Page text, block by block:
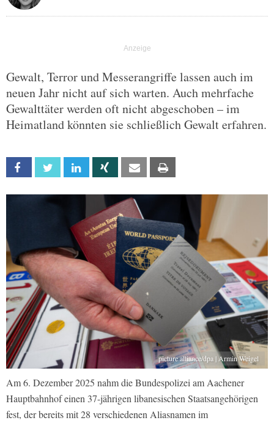
Gewalt, Terror und Messerangriffe lassen auch im
neuen Jahr nicht auf sich warten. Auch mehrfache
Gewalttäter werden oft nicht abgeschoben – im
Heimatland könnten sie schließlich Gewalt erfahren.
Facebook Twitter Linkedin Xing Email
picture alliance/dpa | Armin Weigel
Am 6. Dezember 2025 nahm die Bundespolizei am Aachener
Hauptbahnhof einen 37-jährigen libanesischen Staatsangehörigen
fest, der bereits mit 28 verschiedenen Aliasnamen im